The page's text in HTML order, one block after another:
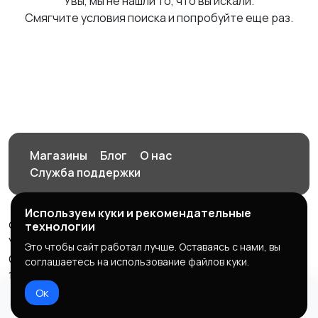
Смягчите условия поиска и попробуйте еще раз.
Магазины Блог
О нас
Служба поддержки
© 2026 Орен-АЙ - Авто | Недвижимость | Работа |
Услуги
Создал Карусов Е.С ООО "ЦПК" ИНН 5609203278 ОГРН
1235600008841
Правила сервиса
Используем куки и рекомендательные
технологии
Это чтобы сайт работал лучше. Оставаясь с нами, вы
соглашаетесь на использование файлов куки.
Ок